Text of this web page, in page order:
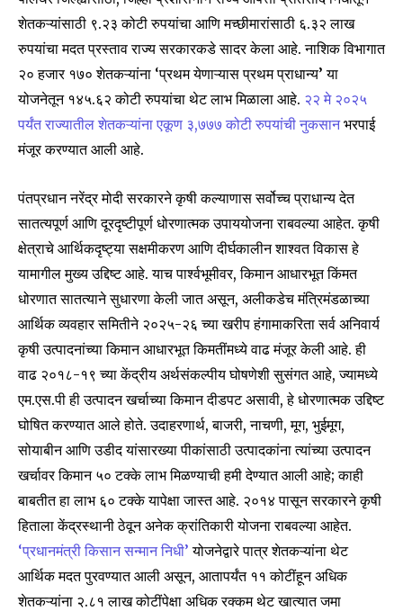
शेतकऱ्यांसाठी ९.२३ कोटी रुपयांचा आणि मच्छीमारांसाठी ६.३२ लाख
रुपयांचा मदत प्रस्ताव राज्य सरकारकडे सादर केला आहे. नाशिक विभागात
२० हजार १७० शेतकऱ्यांना ‘प्रथम येणाऱ्यास प्रथम प्राधान्य’ या
योजनेतून १४५.६२ कोटी रुपयांचा थेट लाभ मिळाला आहे. २२ मे २०२५
पर्यंत राज्यातील शेतकऱ्यांना एकूण ३,७७७ कोटी रुपयांची नुकसानभरपाई
मंजूर करण्यात आली आहे.
पंतप्रधान नरेंद्र मोदी सरकारने कृषी कल्याणास सर्वोच्च प्राधान्य देत
सातत्यपूर्ण आणि दूरदृष्टीपूर्ण धोरणात्मक उपाययोजना राबवल्या आहेत. कृषी
क्षेत्राचे आर्थिकदृष्ट्या सक्षमीकरण आणि दीर्घकालीन शाश्वत विकास हे
यामागील मुख्य उद्दिष्ट आहे. याच पार्श्वभूमीवर, किमान आधारभूत किंमत
धोरणात सातत्याने सुधारणा केली जात असून, अलीकडेच मंत्रिमंडळाच्या
आर्थिक व्यवहार समितीने २०२५-२६ च्या खरीप हंगामाकरिता सर्व अनिवार्य
कृषी उत्पादनांच्या किमान आधारभूत किमतींमध्ये वाढ मंजूर केली आहे. ही
वाढ २०१८-१९ च्या केंद्रीय अर्थसंकल्पीय घोषणेशी सुसंगत आहे, ज्यामध्ये
एम.एस.पी ही उत्पादन खर्चाच्या किमान दीडपट असावी, हे धोरणात्मक उद्दिष्ट
घोषित करण्यात आले होते. उदाहरणार्थ, बाजरी, नाचणी, मूग, भुईमूग,
सोयाबीन आणि उडीद यांसारख्या पीकांसाठी उत्पादकांना त्यांच्या उत्पादन
खर्चावर किमान ५० टक्के लाभ मिळण्याची हमी देण्यात आली आहे; काही
बाबतीत हा लाभ ६० टक्के यापेक्षा जास्त आहे. २०१४ पासून सरकारने कृषी
हिताला केंद्रस्थानी ठेवून अनेक क्रांतिकारी योजना राबवल्या आहेत.
‘प्रधानमंत्री किसान सन्मान निधी’योजनेद्वारे पात्र शेतकऱ्यांना थेट
आर्थिक मदत पुरवण्यात आली असून, आतापर्यंत ११ कोटींहून अधिक
शेतकऱ्यांना ₹२.८१ लाख कोटींपेक्षा अधिक रक्कम थेट खात्यात जमा